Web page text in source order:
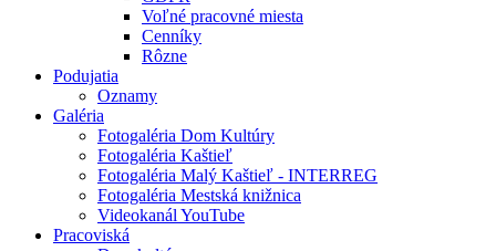
Voľné pracovné miesta
Cenníky
Rôzne
Podujatia
Oznamy
Galéria
Fotogaléria Dom Kultúry
Fotogaléria Kaštieľ
Fotogaléria Malý Kaštieľ - INTERREG
Fotogaléria Mestská knižnica
Videokanál YouTube
Pracoviská